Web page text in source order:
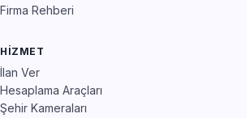
Firma Rehberi
HIZMET
İlan Ver
Hesaplama Araçları
Şehir Kameraları